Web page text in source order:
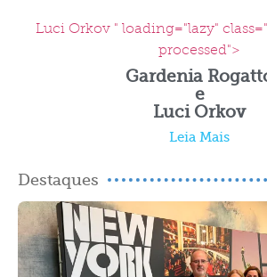
Luci Orkov " loading="lazy"
processed">
Gardenia
e
Luci Orkov
Leia Mais
Destaques